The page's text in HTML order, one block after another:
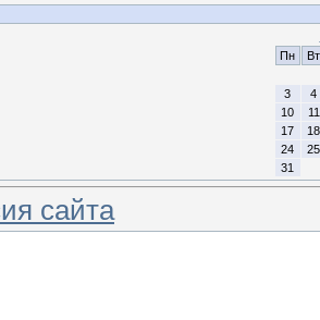
Пн
Вт
3
4
10
11
17
18
24
25
31
сайта